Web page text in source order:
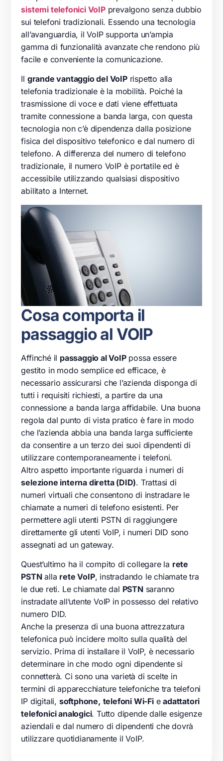
sistemi telefonici VoIPprevalgono senza dubbio
sui telefoni tradizionali. Essendo una tecnologia
all’avanguardia, il VoIP supporta un’ampia
gamma di funzionalità avanzate che rendono più
facile e conveniente la comunicazione.
Il grande vantaggio del VoIPrispetto alla
telefonia tradizionale è la mobilità. Poiché la
trasmissione di voce e dati viene effettuata
tramite connessione a banda larga, con questa
tecnologia non c’è dipendenza dalla posizione
fisica del dispositivo telefonico e dal numero di
telefono. A differenza del numero di telefono
tradizionale, il numero VoIP è portatile ed è
accessibile utilizzando qualsiasi dispositivo
abilitato a Internet.
Cosa comporta il
passaggio al VOIP
Affinché il passaggio al VoIPpossa essere
gestito in modo semplice ed efficace, è
necessario assicurarsi che l’azienda disponga di
tutti i requisiti richiesti, a partire da una
connessione a banda larga affidabile. Una buona
regola dal punto di vista pratico è fare in modo
che l’azienda abbia una banda larga sufficiente
da consentire a un terzo dei suoi dipendenti di
utilizzare contemporaneamente i telefoni.
Altro aspetto importante riguarda i numeri di
selezione interna diretta (DID). Trattasi di
numeri virtuali che consentono di instradare le
chiamate a numeri di telefono esistenti. Per
permettere agli utenti PSTN di raggiungere
direttamente gli utenti VoIP, i numeri DID sono
assegnati ad un gateway.
Quest’ultimo ha il compito di collegare la rete
PSTNalla rete VoIP, instradando le chiamate tra
le due reti. Le chiamate dal PSTNsaranno
instradate all’utente VoIP in possesso del relativo
numero DID.
Anche la presenza di una buona attrezzatura
telefonica può incidere molto sulla qualità del
servizio. Prima di installare il VoIP, è necessario
determinare in che modo ogni dipendente si
connetterà. Ci sono una varietà di scelte in
termini di apparecchiature telefoniche tra telefoni
IP digitali, softphone, telefoni Wi-Fieadattatori
telefonici analogici. Tutto dipende dalle esigenze
aziendali e dal numero di dipendenti che dovrà
utilizzare quotidianamente il VoIP.